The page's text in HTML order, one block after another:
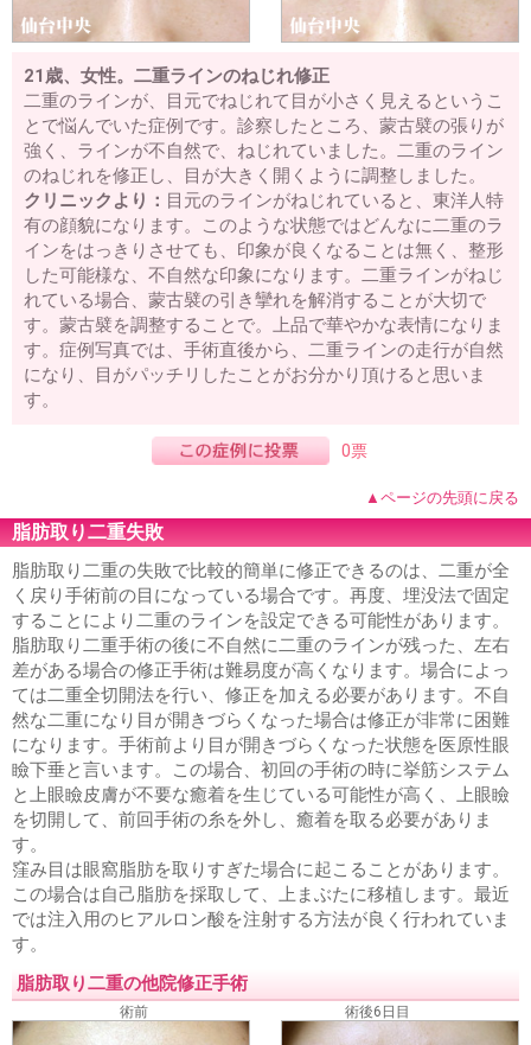
21歳、女性。二重ラインのねじれ修正
二重のラインが、目元でねじれて目が小さく見えるというこ
とで悩んでいた症例です。診察したところ、蒙古襞の張りが
強く、ラインが不自然で、ねじれていました。二重のライン
のねじれを修正し、目が大きく開くように調整しました。
クリニックより： 目元のラインがねじれていると、東洋人特
有の顔貌になります。このような状態ではどんなに二重のラ
インをはっきりさせても、印象が良くなることは無く、整形
した可能様な、不自然な印象になります。二重ラインがねじ
れている場合、蒙古襞の引き攣れを解消することが大切で
す。蒙古襞を調整することで。上品で華やかな表情になりま
す。症例写真では、手術直後から、二重ラインの走行が自然
になり、目がパッチリしたことがお分かり頂けると思いま
す。
0票
▲ページの先頭に戻る
脂肪取り二重失敗
脂肪取り二重の失敗で比較的簡単に修正できるのは、二重が全
く戻り手術前の目になっている場合です。再度、埋没法で固定
することにより二重のラインを設定できる可能性があります。
脂肪取り二重手術の後に不自然に二重のラインが残った、左右
差がある場合の修正手術は難易度が高くなります。場合によっ
ては二重全切開法を行い、修正を加える必要があります。不自
然な二重になり目が開きづらくなった場合は修正が非常に困難
になります。手術前より目が開きづらくなった状態を医原性眼
瞼下垂と言います。この場合、初回の手術の時に挙筋システム
と上眼瞼皮膚が不要な癒着を生じている可能性が高く、上眼瞼
を切開して、前回手術の糸を外し、癒着を取る必要がありま
す。
窪み目は眼窩脂肪を取りすぎた場合に起こることがあります。
この場合は自己脂肪を採取して、上まぶたに移植します。最近
では注入用のヒアルロン酸を注射する方法が良く行われていま
す。
脂肪取り二重の他院修正手術
術前 術後6日目